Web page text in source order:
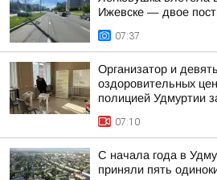
Ижевске — двое
07:37
Организатор и
оздоровительных
полицией Удмуртии
07:10
С начала года в
приняли пять